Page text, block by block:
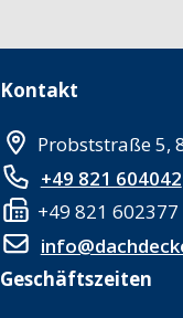
Kontakt
Probststraße 5,
+49 821 604042
+49 821 602377
Geschäftszeiten